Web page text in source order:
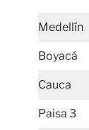
Medellín
Boyacá
Cauca
Paisa 3